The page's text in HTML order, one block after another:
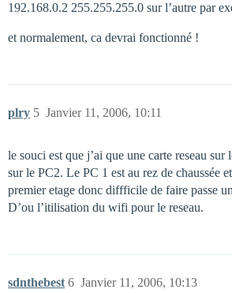
192.168.0.2 255.255.255.0 sur l’autre par
et normalement, ca devrai fonctionné !
plry Janvier 11, 2006, 10:11
5
le souci est que j’ai que une carte reseau sur
sur le PC2. Le PC 1 est au rez de chaussée
premier etage donc diffficile de faire passe
D’ou l’itilisation du wifi pour le reseau.
sdnthebest Janvier 11, 2006, 10:13
6